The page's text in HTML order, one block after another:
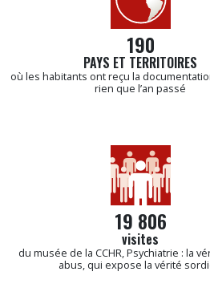
190
PAYS ET TERRITOIRES
où les habitants ont reçu la
rien que l’an passé
19 806
visites
du musée de la CCHR,Psychiatrie : la
abus, qui expose la vérité